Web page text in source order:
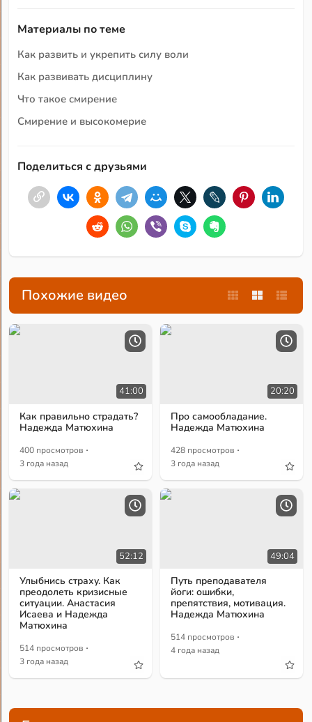
Материалы по теме
Как развить и укрепить силу воли
Как развивать дисциплину
Что такое смирение
Смирение и высокомерие
Поделиться с друзьями
Похожие видео
41:00
Как правильно страдать?
Надежда Матюхина
400 просмотров ·
3 года назад
20:20
Про самообладание.
Надежда Матюхина
428 просмотров ·
3 года назад
52:12
Улыбнись страху. Как
преодолеть кризисные
ситуации. Анастасия
Исаева и Надежда
Матюхина
514 просмотров ·
3 года назад
49:04
Путь преподавателя
йоги: ошибки,
препятствия, мотивация.
Надежда Матюхина
514 просмотров ·
4 года назад